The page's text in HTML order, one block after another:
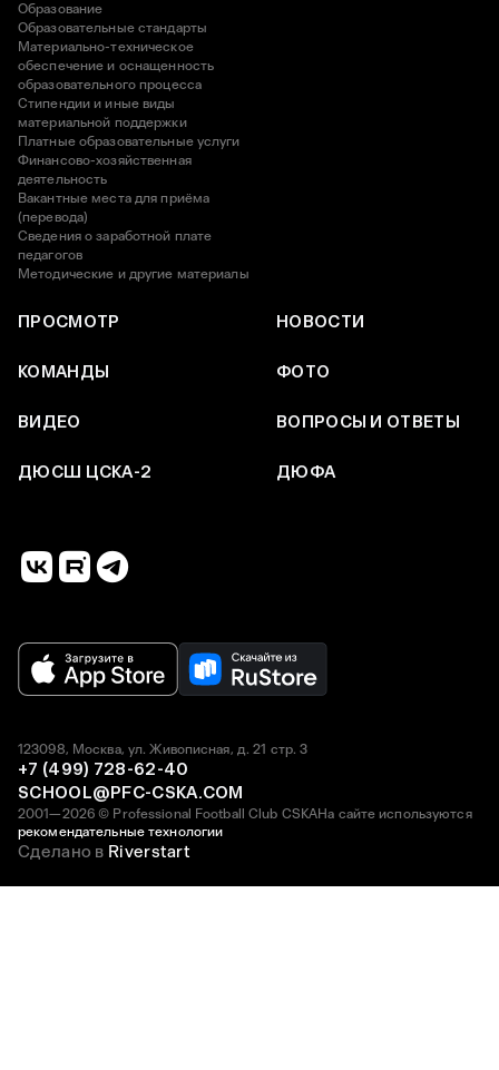
Образование
Образовательные стандарты
Материально-техническое
обеспечение и оснащенность
образовательного процесса
Стипендии и иные виды
материальной поддержки
Платные образовательные услуги
Финансово-хозяйственная
деятельность
Вакантные места для приёма
(перевода)
Сведения о заработной плате
педагогов
Методические и другие материалы
ПРОСМОТР НОВОСТИ
КОМАНДЫ ФОТО
ВИДЕО ВОПРОСЫ И ОТВЕТЫ
ДЮСШ ЦСКА-2 ДЮФА
2001—2026 © Professional Football Club CSKAНа сайте используются
рекомендательные технологии
123098, Москва, ул. Живописная, д. 21 стр. 3
+7 (499) 728-62-40
SCHOOL@PFC-CSKA.COM
Сделано в Riverstart